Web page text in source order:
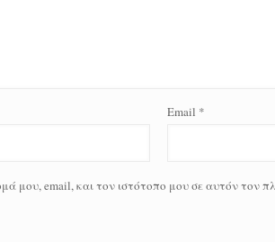
Email *
μου, email, και τον ιστότοπο μου σε αυτόν τον